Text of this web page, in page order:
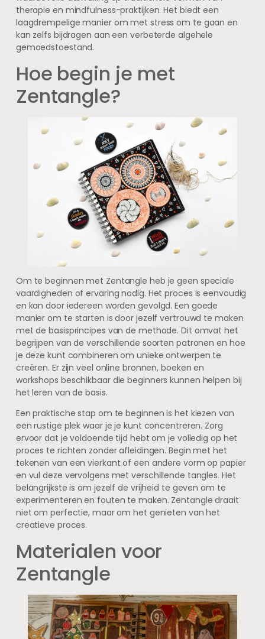
therapie en mindfulness-praktijken. Het biedt een
laagdrempelige manier om met stress om te gaan en
kan zelfs bijdragen aan een verbeterde algehele
gemoedstoestand.
Hoe begin je met
Zentangle?
Om te beginnen met Zentangle heb je geen speciale
vaardigheden of ervaring nodig. Het proces is eenvoudig
en kan door iedereen worden gevolgd. Een goede
manier om te starten is door jezelf vertrouwd te maken
met de basisprincipes van de methode. Dit omvat het
begrijpen van de verschillende soorten patronen en hoe
je deze kunt combineren om unieke ontwerpen te
creëren. Er zijn veel online bronnen, boeken en
workshops beschikbaar die beginners kunnen helpen bij
het leren van de basis.
Een praktische stap om te beginnen is het kiezen van
een rustige plek waar je je kunt concentreren. Zorg
ervoor dat je voldoende tijd hebt om je volledig op het
proces te richten zonder afleidingen. Begin met het
tekenen van een vierkant of een andere vorm op papier
en vul deze vervolgens met verschillende tangles. Het
belangrijkste is om jezelf de vrijheid te geven om te
experimenteren en fouten te maken. Zentangle draait
niet om perfectie, maar om het genieten van het
creatieve proces.
Materialen voor
Zentangle